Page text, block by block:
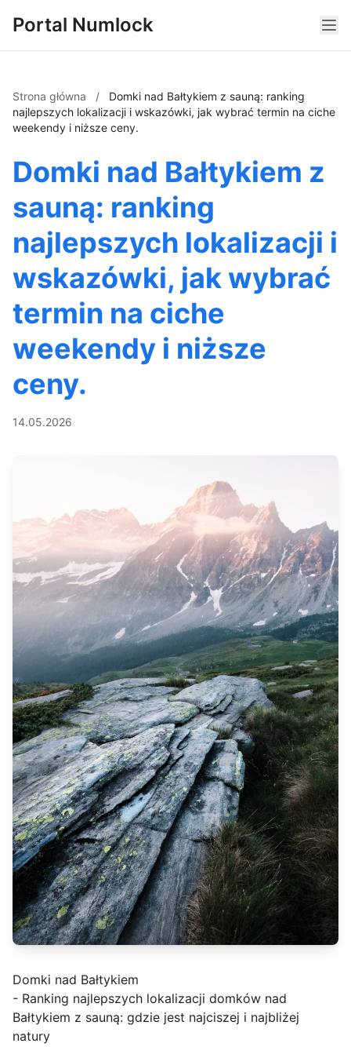
Portal Numlock
Strona główna /
Domki nad Bałtykiem z sauną: ranking
najlepszych lokalizacji i wskazówki, jak wybrać termin na ciche
weekendy i niższe ceny.
Domki nad Bałtykiem z
sauną: ranking
najlepszych lokalizacji i
wskazówki, jak wybrać
termin na ciche
weekendy i niższe
ceny.
14.05.2026
Domki nad Bałtykiem
- Ranking najlepszych lokalizacji domków nad
Bałtykiem z sauną: gdzie jest najciszej i najbliżej
natury